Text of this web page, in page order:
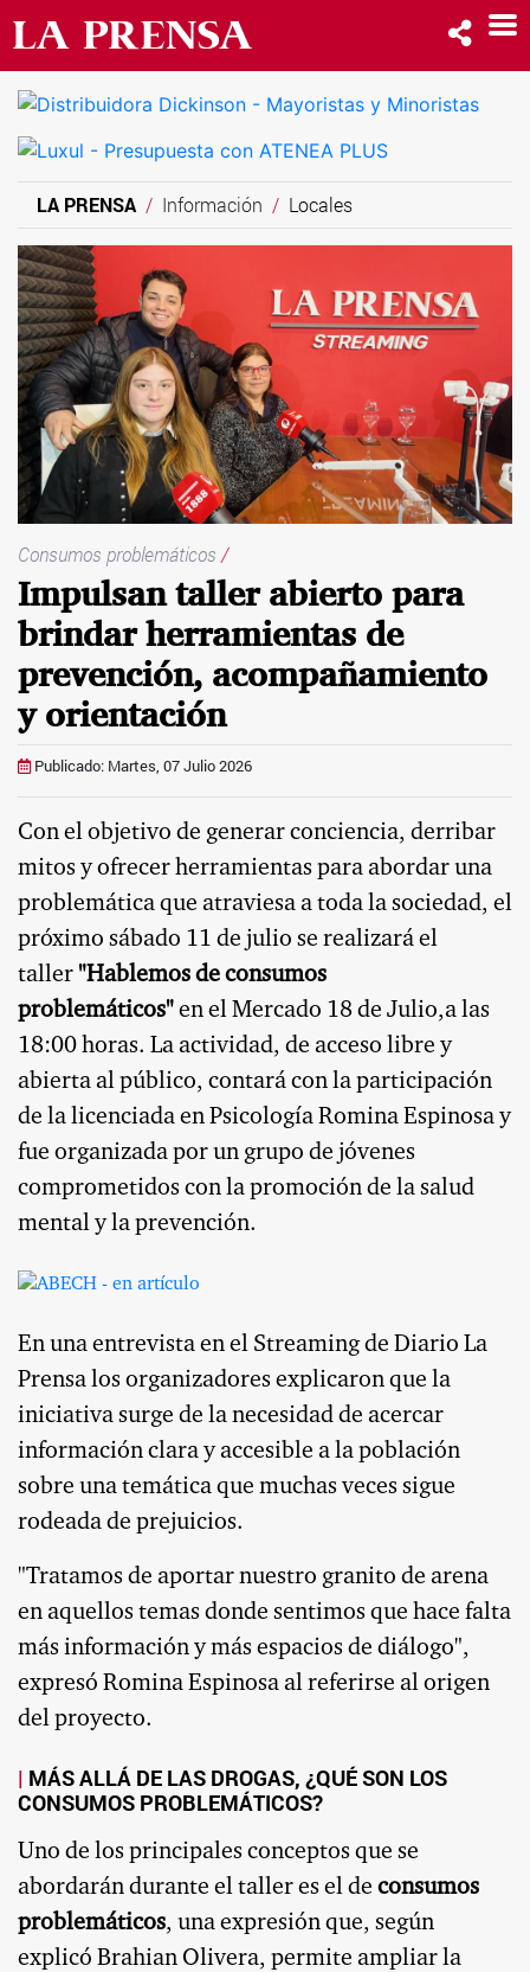
LA PRENSA Información Locales
Consumos problemáticos /
Impulsan taller abierto para
brindar herramientas de
prevención, acompañamiento
y orientación
Publicado: Martes, 07 Julio 2026
Con el objetivo de generar conciencia, derribar
mitos y ofrecer herramientas para abordar una
problemática que atraviesa a toda la sociedad, el
próximo sábado 11 de julio se realizará el
taller "Hablemos de consumos
problemáticos" en el Mercado 18 de Julio,a las
18:00 horas. La actividad, de acceso libre y
abierta al público, contará con la participación
de la licenciada en Psicología Romina Espinosa y
fue organizada por un grupo de jóvenes
comprometidos con la promoción de la salud
mental y la prevención.
En una entrevista en el Streaming de Diario La
Prensa los organizadores explicaron que la
iniciativa surge de la necesidad de acercar
información clara y accesible a la población
sobre una temática que muchas veces sigue
rodeada de prejuicios.
"Tratamos de aportar nuestro granito de arena
en aquellos temas donde sentimos que hace falta
más información y más espacios de diálogo",
expresó Romina Espinosa al referirse al origen
del proyecto.
MÁS ALLÁ DE LAS DROGAS, ¿QUÉ SON LOS
CONSUMOS PROBLEMÁTICOS?
Uno de los principales conceptos que se
abordarán durante el taller es el de consumos
problemáticos, una expresión que, según
explicó Brahian Olivera, permite ampliar la